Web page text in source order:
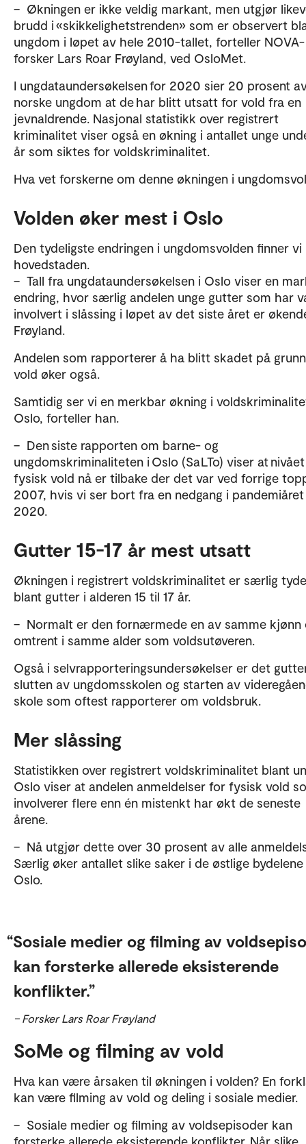
– Økningen er ikke veldig markant, men utgjør
brudd i «skikkelighetstrenden» som er observert
ungdom i løpet av hele 2010-tallet, forteller NOVA-
forsker Lars Roar Frøyland, ved OsloMet.
I ungdataundersøkelsen for 2020 sier 20 prosent
norske ungdom at de har blitt utsatt for vold fra en
jevnaldrende. Nasjonal statistikk over registrert
kriminalitet viser også en økning i antallet unge
år som siktes for voldskriminalitet.
Hva vet forskerne om denne økningen i
Volden øker mest i Oslo
Den tydeligste endringen i ungdomsvolden finner vi
hovedstaden.
– Tall fra ungdataundersøkelsen i Oslo viser en
endring, hvor særlig andelen unge gutter som har
involvert i slåssing i løpet av det siste året er
Frøyland.
Andelen som rapporterer å ha blitt skadet på
vold øker også.
Samtidig ser vi en merkbar økning i
Oslo, forteller han.
– Den siste rapporten om barne- og
ungdomskriminaliteten i Oslo (SaLTo) viser at
fysisk vold nå er tilbake der det var ved forrige
2007, hvis vi ser bort fra en nedgang i pandemiåret
2020.
Gutter 15-17 år mest utsatt
Økningen i registrert voldskriminalitet er særlig
blant gutter i alderen 15 til 17 år.
– Normalt er den fornærmede en av samme kjønn
omtrent i samme alder som voldsutøveren.
Også i selvrapporteringsundersøkelser er det
slutten av ungdomsskolen og starten av
skole som oftest rapporterer om voldsbruk.
Mer slåssing
Statistikken over registrert voldskriminalitet blant
Oslo viser at andelen anmeldelser for fysisk vold
involverer flere enn én mistenkt har økt de seneste
årene.
– Nå utgjør dette over 30 prosent av alle
Særlig øker antallet slike saker i de østlige bydelene
Oslo.
Sosiale medier og filming av
kan forsterke allerede eksisterende
konflikter.
– Forsker Lars Roar Frøyland
SoMe og filming av vold
Hva kan være årsaken til økningen i volden? En
kan være filming av vold og deling i sosiale medier.
– Sosiale medier og filming av voldsepisoder kan